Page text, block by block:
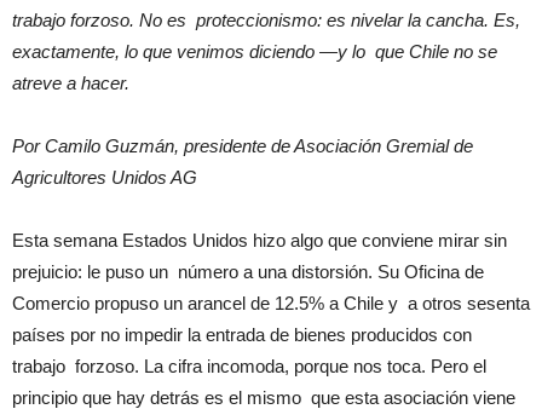
trabajo forzoso. No es proteccionismo: es nivelar la cancha. Es,
exactamente, lo que venimos diciendo —y lo que Chile no se
atreve a hacer.
Por Camilo Guzmán, presidente de Asociación Gremial de
Agricultores Unidos AG
Esta semana Estados Unidos hizo algo que conviene mirar sin
prejuicio: le puso un número a una distorsión. Su Oficina de
Comercio propuso un arancel de 12.5% a Chile y a otros sesenta
países por no impedir la entrada de bienes producidos con
trabajo forzoso. La cifra incomoda, porque nos toca. Pero el
principio que hay detrás es el mismo que esta asociación viene